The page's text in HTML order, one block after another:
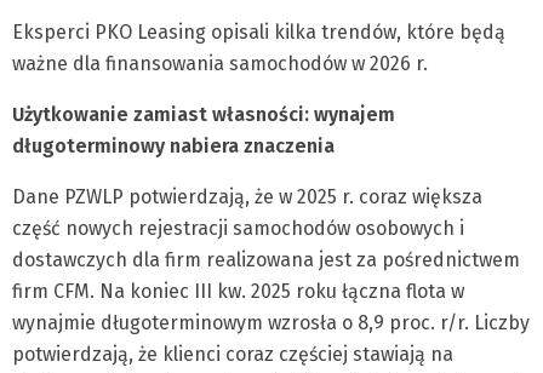
Eksperci PKO Leasing opisali kilka trendów, które będą
ważne dla finansowania samochodów w 2026 r.
Użytkowanie zamiast własności: wynajem
długoterminowy nabiera znaczenia
Dane PZWLP potwierdzają, że w 2025 r. coraz większa
część nowych rejestracji samochodów osobowych i
dostawczych dla firm realizowana jest za pośrednictwem
firm CFM. Na koniec III kw. 2025 roku łączna flota w
wynajmie długoterminowym wzrosła o 8,9 proc. r/r. Liczby
potwierdzają, że klienci coraz częściej stawiają na